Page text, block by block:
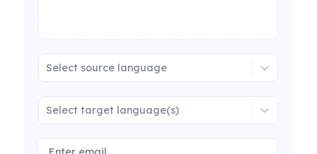
Select source language
Select target language(s)